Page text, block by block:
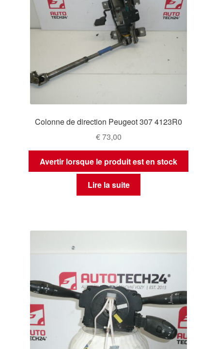
Colonne de direction Peugeot 307 4123R0
€73,00
Avertir lorsque le produit est en stock
Lire la suite